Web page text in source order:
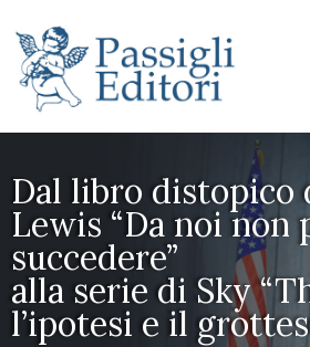
Dal libro distopico
Lewis “Da noi non
succedere”
alla serie di Sky
l’ipotesi e il